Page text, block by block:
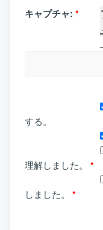
キャプチャ: *
する。
理解しました。
*
しました。
*